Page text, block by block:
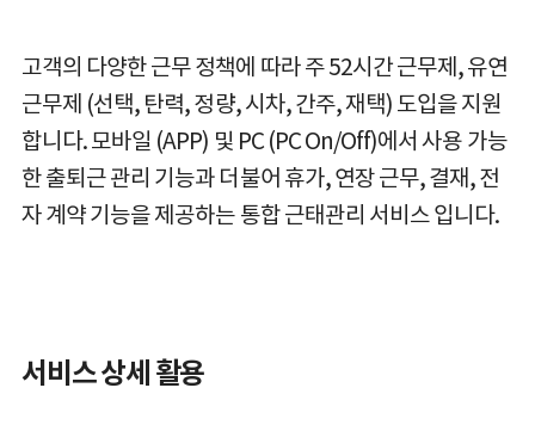
고객의 다양한 근무 정책에 따라 주 52시간 근무제, 유연
근무제 (선택, 탄력, 정량, 시차, 간주, 재택) 도입을 지원
합니다. 모바일 (APP) 및 PC (PC On/Off)에서 사용 가능
한 출퇴근 관리 기능과 더불어 휴가, 연장 근무, 결재, 전
자 계약 기능을 제공하는 통합 근태관리 서비스 입니다.
서비스 상세 활용